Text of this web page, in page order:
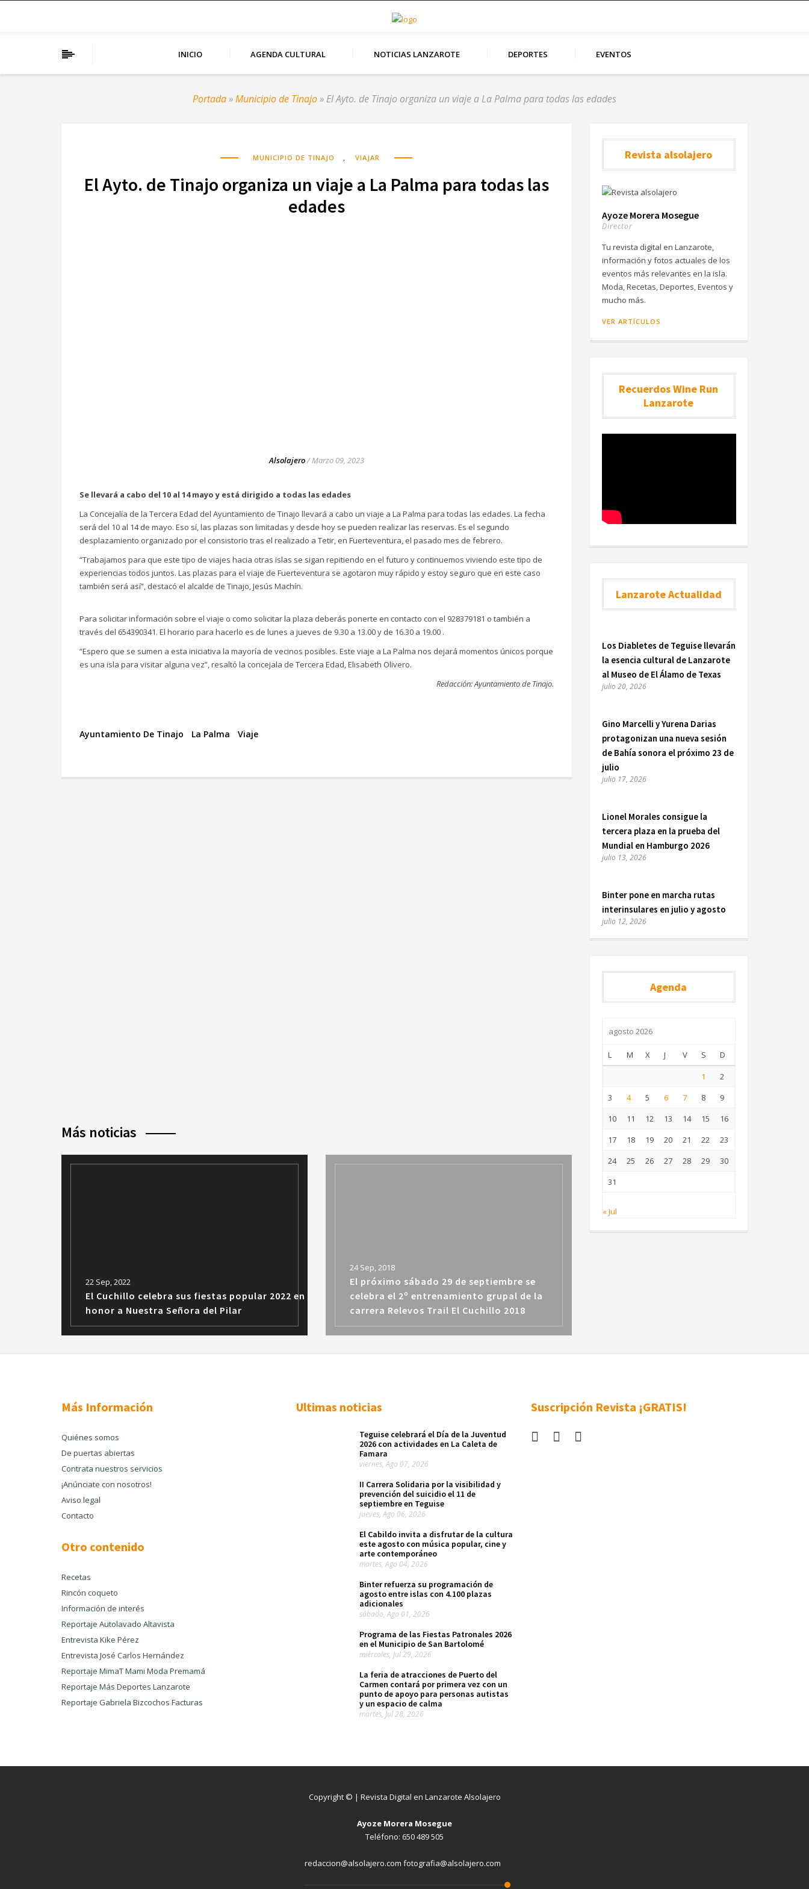
INICIO AGENDA CULTURAL NOTICIAS LANZAROTE DEPORTES EVENTOS
Portada»Municipio de Tinajo» El Ayto. de Tinajo organiza un viaje a La Palma para todas las edades
MUNICIPIO DE TINAJO , VIAJAR
El Ayto. de Tinajo organiza un viaje a La Palma para todas las
edades
Alsolajero/Marzo 09, 2023
Se llevará a cabo del 10 al 14 mayo y está dirigido a todas las edades
La Concejalía de la Tercera Edad del Ayuntamiento de Tinajo llevará a cabo un viaje a La Palma para todas las edades. La fecha
será del 10 al 14 de mayo. Eso sí, las plazas son limitadas y desde hoy se pueden realizar las reservas. Es el segundo
desplazamiento organizado por el consistorio tras el realizado a Tetir, en Fuerteventura, el pasado mes de febrero.
“Trabajamos para que este tipo de viajes hacia otras islas se sigan repitiendo en el futuro y continuemos viviendo este tipo de
experiencias todos juntos. Las plazas para el viaje de Fuerteventura se agotaron muy rápido y estoy seguro que en este caso
también será así”, destacó el alcalde de Tinajo, Jesús Machín.
Para solicitar información sobre el viaje o como solicitar la plaza deberás ponerte en contacto con el 928379181 o también a
través del 654390341. El horario para hacerlo es de lunes a jueves de 9.30 a 13.00 y de 16.30 a 19.00 .
“Espero que se sumen a esta iniciativa la mayoría de vecinos posibles. Este viaje a La Palma nos dejará momentos únicos porque
es una isla para visitar alguna vez”, resaltó la concejala de Tercera Edad, Elisabeth Olivero.
Redacción: Ayuntamiento de Tinajo.
Ayuntamiento De Tinajo La Palma Viaje
Más noticias
22 Sep, 2022
El Cuchillo celebra sus fiestas popular 2022 en
honor a Nuestra Señora del Pilar
24 Sep, 2018
El próximo sábado 29 de septiembre se
celebra el 2º entrenamiento grupal de la
carrera Relevos Trail El Cuchillo 2018
Revista alsolajero
Ayoze Morera Mosegue
Director
Tu revista digital en Lanzarote,
información y fotos actuales de los
eventos más relevantes en la isla.
Moda, Recetas, Deportes, Eventos y
mucho más.
VER ARTÍCULOS
Recuerdos Wine Run
Lanzarote
Lanzarote Actualidad
Los Diabletes de Teguise llevarán
la esencia cultural de Lanzarote
al Museo de El Álamo de Texas
julio 20, 2026
Gino Marcelli y Yurena Darias
protagonizan una nueva sesión
de Bahía sonora el próximo 23 de
julio
julio 17, 2026
Lionel Morales consigue la
tercera plaza en la prueba del
Mundial en Hamburgo 2026
julio 13, 2026
Binter pone en marcha rutas
interinsulares en julio y agosto
julio 12, 2026
Agenda
agosto 2026
L M X J V S
D
1
2
3
4 5 6 7 8
9
10
11 12 13 14 15
16
17
18 19 20 21 22
23
24
25 26 27 28 29
30
31
« Jul
Más Información
Quiénes somos
De puertas abiertas
Contrata nuestros servicios
¡Anúnciate con nosotros!
Aviso legal
Contacto
Otro contenido
Recetas
Rincón coqueto
Información de interés
Reportaje Autolavado Altavista
Entrevista Kike Pérez
Entrevista José Carlos Hernández
Reportaje MimaT Mami Moda Premamá
Reportaje Más Deportes Lanzarote
Reportaje Gabriela Bizcochos Facturas
Ultimas noticias
Teguise celebrará el Día de la Juventud
2026 con actividades en La Caleta de
Famara
viernes, Ago 07, 2026
II Carrera Solidaria por la visibilidad y
prevención del suicidio el 11 de
septiembre en Teguise
jueves, Ago 06, 2026
El Cabildo invita a disfrutar de la cultura
este agosto con música popular, cine y
arte contemporáneo
martes, Ago 04, 2026
Binter refuerza su programación de
agosto entre islas con 4.100 plazas
adicionales
sábado, Ago 01, 2026
Programa de las Fiestas Patronales 2026
en el Municipio de San Bartolomé
miércoles, Jul 29, 2026
La feria de atracciones de Puerto del
Carmen contará por primera vez con un
punto de apoyo para personas autistas
y un espacio de calma
martes, Jul 28, 2026
Suscripción Revista ¡GRATIS!
Copyright © | Revista Digital en Lanzarote Alsolajero
Ayoze Morera Mosegue
Teléfono: 650 489 505
redaccion@alsolajero.com fotografia@alsolajero.com